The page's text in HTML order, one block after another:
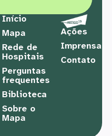
Início
Mapa
Rede de
Hospitais
Perguntas
frequentes
Biblioteca
Sobre o
Mapa
Ações
Imprensa
Contato